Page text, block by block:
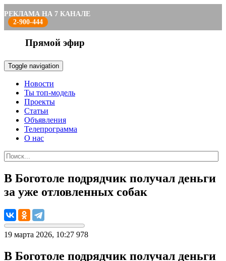
РЕКЛАМА НА 7 КАНАЛЕ
2-900-444
Прямой эфир
Toggle navigation
Новости
Ты топ-модель
Проекты
Статьи
Объявления
Телепрограмма
О нас
В Боготоле подрядчик получал деньги
за уже отловленных собак
19 марта 2026, 10:27 978
В Боготоле подрядчик получал деньги